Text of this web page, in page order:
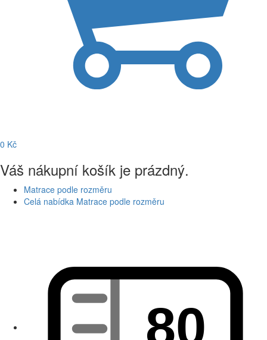
0 Kč
Váš nákupní košík je prázdný.
Matrace podle rozměru
Celá nabídka Matrace podle rozměru